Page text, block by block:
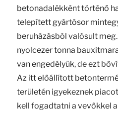
betonadalékként történő
telepített gyártósor
beruházásból valósult
nyolcezer tonna
van engedélyük, de ezt
Az itt előállított
területén igyekeznek
kell fogadtatni a vevőkkel